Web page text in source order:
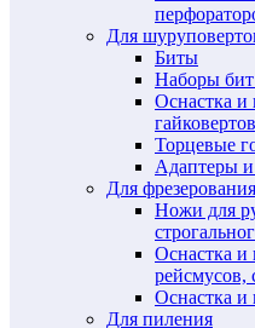
Для
Биты
Наборы
Оснастка и
Торцевые
Адаптеры
Для
Ножи для
Оснастка и
рейсмусов,
Оснастка и
Для пиления